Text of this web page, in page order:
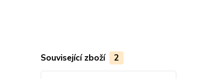
Související zboží 2